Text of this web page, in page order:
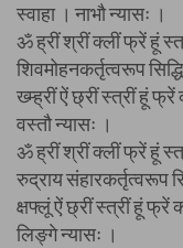
स्वाहा । नाभौ न्यासः ।
ॐ ह्रीं श्रीं क्लीं फ्रें हूं
शिवमोहनकर्तृत्वरूप
ख्म्ह्रीं ऐं छ्रीं स्त्रीं हूं फ्रें
वस्तौ न्यासः ।
ॐ ह्रीं श्रीं क्लीं फ्रें हूं
रुद्राय संहारकर्तृत्वरूप
क्षफ्लूं ऐं छ्रीं स्त्रीं हूं फ्रें
लिङ्गे न्यासः ।